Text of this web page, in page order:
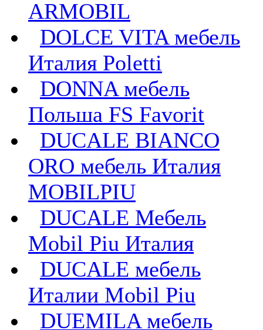
ARMOBIL
DOLCE VITA мебель
Италия Poletti
DONNA мебель
Польша FS Favorit
DUCALE BIANCO
ORO мебель Италия
MOBILPIU
DUCALE Мебель
Mobil Piu Италия
DUCALE мебель
Италии Mobil Piu
DUEMILA мебель